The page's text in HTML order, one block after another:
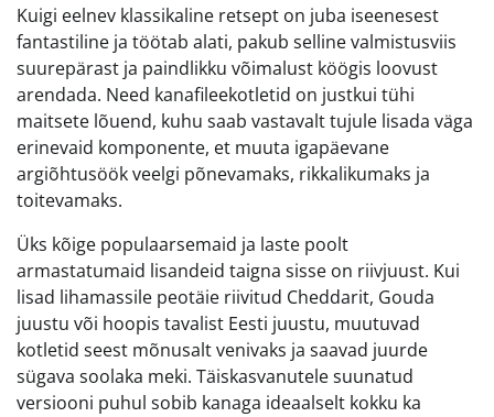
Kuigi eelnev klassikaline retsept on juba iseenesest
fantastiline ja töötab alati, pakub selline valmistusviis
suurepärast ja paindlikku võimalust köögis loovust
arendada. Need kanafileekotletid on justkui tühi
maitsete lõuend, kuhu saab vastavalt tujule lisada väga
erinevaid komponente, et muuta igapäevane
argiõhtusöök veelgi põnevamaks, rikkalikumaks ja
toitevamaks.
Üks kõige populaarsemaid ja laste poolt
armastatumaid lisandeid taigna sisse on riivjuust. Kui
lisad lihamassile peotäie riivitud Cheddarit, Gouda
juustu või hoopis tavalist Eesti juustu, muutuvad
kotletid seest mõnusalt venivaks ja saavad juurde
sügava soolaka meki. Täiskasvanutele suunatud
versiooni puhul sobib kanaga ideaalselt kokku ka